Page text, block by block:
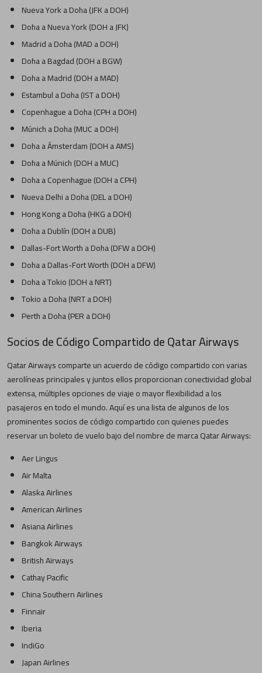
Nueva York a Doha (JFK a DOH)
Doha a Nueva York (DOH a JFK)
Madrid a Doha (MAD a DOH)
Doha a Bagdad (DOH a BGW)
Doha a Madrid (DOH a MAD)
Estambul a Doha (IST a DOH)
Copenhague a Doha (CPH a DOH)
Múnich a Doha (MUC a DOH)
Doha a Ámsterdam (DOH a AMS)
Doha a Múnich (DOH a MUC)
Doha a Copenhague (DOH a CPH)
Nueva Delhi a Doha (DEL a DOH)
Hong Kong a Doha (HKG a DOH)
Doha a Dublín (DOH a DUB)
Dallas-Fort Worth a Doha (DFW a DOH)
Doha a Dallas-Fort Worth (DOH a DFW)
Doha a Tokio (DOH a NRT)
Tokio a Doha (NRT a DOH)
Perth a Doha (PER a DOH)
Socios de Código Compartido de Qatar Airways
Qatar Airways comparte un acuerdo de código compartido con varias
aerolíneas principales y juntos ellos proporcionan conectividad global
extensa, múltiples opciones de viaje o mayor flexibilidad a los
pasajeros en todo el mundo. Aquí es una lista de algunos de los
prominentes socios de código compartido con quienes puedes
reservar un boleto de vuelo bajo del nombre de marca Qatar Airways:
Aer Lingus
Air Malta
Alaska Airlines
American Airlines
Asiana Airlines
Bangkok Airways
British Airways
Cathay Pacific
China Southern Airlines
Finnair
Iberia
IndiGo
Japan Airlines